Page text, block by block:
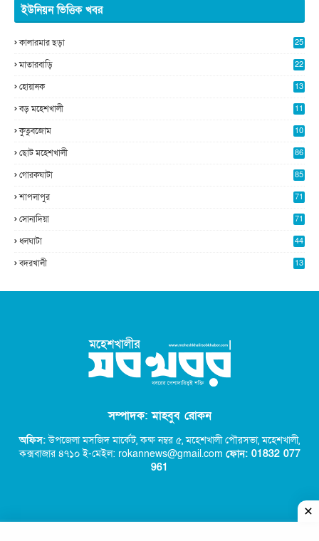
ইউনিয়ন ভিত্তিক খবর
কালারমার ছড়া
25
মাতারবাড়ি
22
হোয়ানক
13
বড় মহেশখালী
11
কুতুবজোম
10
ছোট মহেশখালী 86
গোরকঘাটা 85
শাপলাপুর 71
সোনাদিয়া 71
ধলঘাটা 44
বদরখালী 13
সম্পাদক: মাহবুব রোকন
অফিস:উপজেলা মসজিদ মার্কেট, কক্ষ নম্বর ৫,মহেশখালী পৌরসভা, মহেশখালী,
কক্সবাজার ৪৭১০ ই-মেইল: rokannews@gmail.com ফোন: 01832 077
961